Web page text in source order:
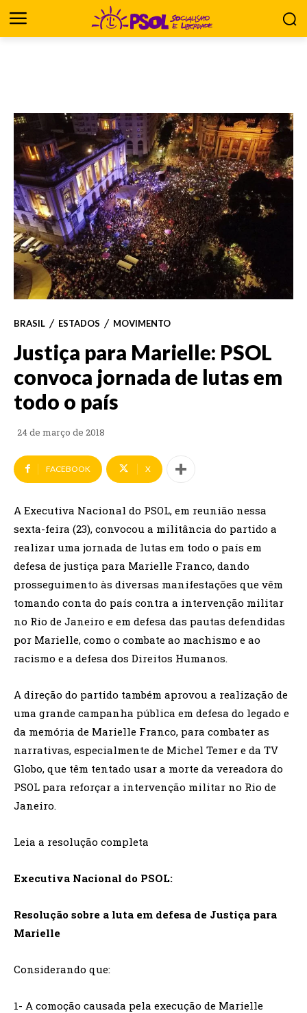
BRASIL ESTADOS MOVIMENTO
Justiça para Marielle: PSOL
convoca jornada de lutas em
todo o país
24 de março de 2018
FACEBOOK X
A Executiva Nacional do PSOL, em reunião nessa
sexta-feira (23), convocou a militância do partido a
realizar uma jornada de lutas em todo o país em
defesa de justiça para Marielle Franco, dando
prosseguimento às diversas manifestações que vêm
tomando conta do país contra a intervenção militar
no Rio de Janeiro e em defesa das pautas defendidas
por Marielle, como o combate ao machismo e ao
racismo e a defesa dos Direitos Humanos.
A direção do partido também aprovou a realização de
uma grande campanha pública em defesa do legado e
da memória de Marielle Franco, para combater as
narrativas, especialmente de Michel Temer e da TV
Globo, que têm tentado usar a morte da vereadora do
PSOL para reforçar a intervenção militar no Rio de
Janeiro.
Leia a resolução completa
Executiva Nacional do PSOL:
Resolução sobre a luta em defesa de Justiça para
Marielle
Considerando que:
1- A comoção causada pela execução de Marielle